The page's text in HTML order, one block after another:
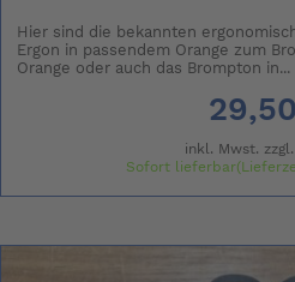
Hier sind die bekannten
Ergon in passendem Orange zum
Orange oder auch das Brompton in...
inkl. Mwst. zzgl.
Sofort